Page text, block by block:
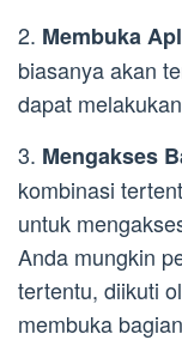
2. Membuka
biasanya akan
dapat
3. Mengakses
kombinasi
untuk
Anda mungkin
tertentu, diikuti
membuka